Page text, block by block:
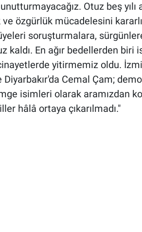
Otuz beş yılı
özgürlük mücadelesini
soruşturmalara,
kaldı. En ağır bedellerden biri
yitirmemiz oldu.
Diyarbakır'da Cemal Çam;
isimleri olarak aramızdan
hâlâ ortaya çıkarılmadı."